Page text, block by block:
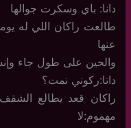
دانا: باي وسكرت جوالها
طالعت راكان اللي له
عنها
والحين على طول جاء
دانا:ركوني نمت؟
راكان قعد يطالع الشقف
مهموم:لا